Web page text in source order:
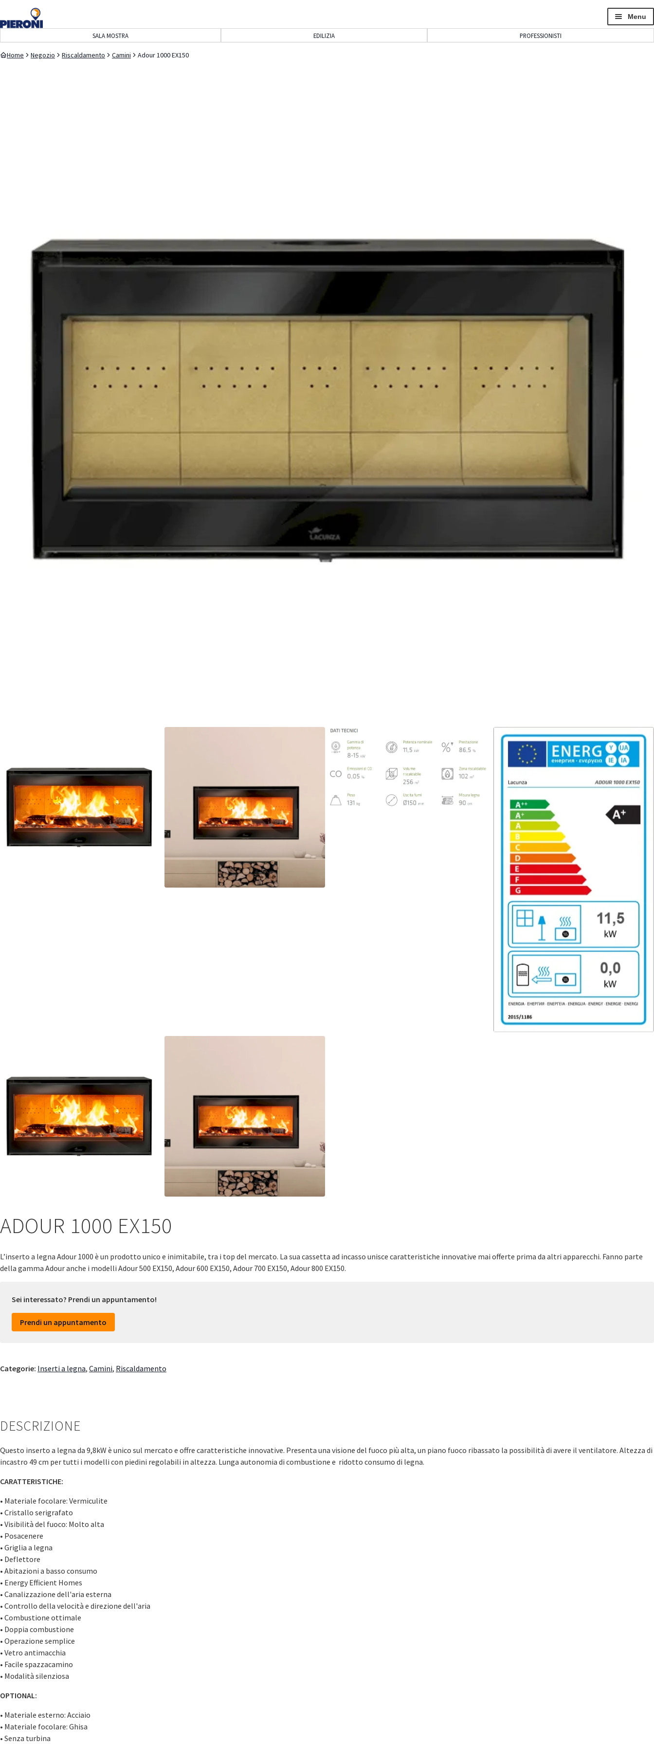
navigazione
contenuto
Menu
SALA MOSTRA EDILIZIA PROFESSIONISTI
Home Negozio Riscaldamento Camini Adour 1000 EX150
ADOUR 1000 EX150
L’inserto a legna Adour 1000 è un prodotto unico e inimitabile, tra i top del mercato. La sua cassetta ad incasso unisce caratteristiche innovative mai offerte prima da altri apparecchi. Fanno parte
della gamma Adour anche i modelli Adour 500 EX150, Adour 600 EX150, Adour 700 EX150, Adour 800 EX150.
Sei interessato? Prendi un appuntamento!
Prendi un appuntamento
Categorie: Inserti a legna, Camini, Riscaldamento
DESCRIZIONE
Questo inserto a legna da 9,8kW è unico sul mercato e offre caratteristiche innovative. Presenta una visione del fuoco più alta, un piano fuoco ribassato la possibilità di avere il ventilatore. Altezza di
incastro 49 cm per tutti i modelli con piedini regolabili in altezza. Lunga autonomia di combustione e ridotto consumo di legna.
CARATTERISTICHE:
• Materiale focolare: Vermiculite
• Cristallo serigrafato
• Visibilità del fuoco: Molto alta
• Posacenere
• Griglia a legna
• Deflettore
• Abitazioni a basso consumo
• Energy Efficient Homes
• Canalizzazione dell'aria esterna
• Controllo della velocità e direzione dell'aria
• Combustione ottimale
• Doppia combustione
• Operazione semplice
• Vetro antimacchia
• Facile spazzacamino
• Modalità silenziosa
OPTIONAL:
• Materiale esterno: Acciaio
• Materiale focolare: Ghisa
• Senza turbina